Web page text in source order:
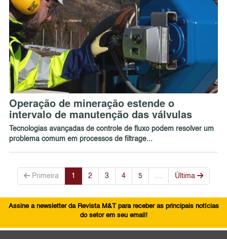
Operação de mineração estende o
intervalo de manutenção das válvulas
Tecnologias avançadas de controle de fluxo podem resolver um
problema comum em processos de filtrage...
Primeira 1 2 3 4 5 Última
Assine a newsletter da Revista M&T para receber as principais notícias
do setor em seu email!